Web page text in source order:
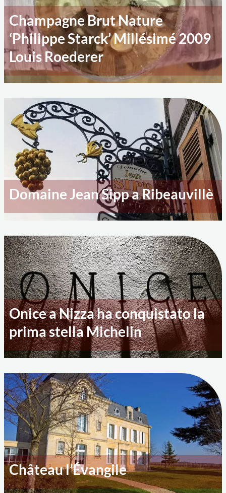
Champagne Brut Nature
‘Philippe Starck’ Millésimé 2009
Louis Roederer
Domaine Jean Sipp a Ribeauvillè
Onice a Nizza ha conquistato la
prima stella Michelin
Château l’Évangile